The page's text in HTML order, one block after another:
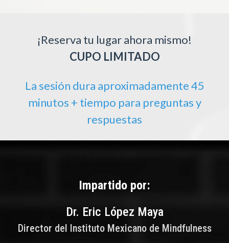
¡Reserva tu lugar ahora mismo!
CUPO LIMITADO
La sesión dura aproximadamente 45
minutos + tiempo para preguntas y
respuestas
Impartido por:
Dr. Eric López Maya
Director del Instituto Mexicano de Mindfulness